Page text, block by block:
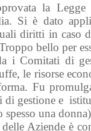
la
Si è dato
diritti in caso
bello per
i Comitati di
le risorse
Fu
gestione e
una
Aziende è